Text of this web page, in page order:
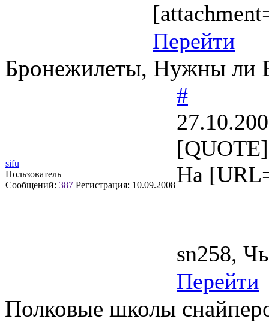
Перейти
Бронежилеты, Нужны ли
sifu
Пользователь
Сообщений: 387 Регистрация: 10.09.2008
#
На
sn258,
Перейти
Полковые школы